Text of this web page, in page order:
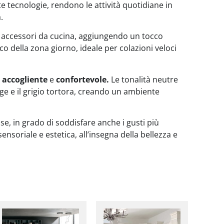
tecnologie, rendono le attività quotidiane in
da cucina, aggiungendo un tocco
della zona giorno, ideale per colazioni veloci
accogliente econfortevole. Le tonalità neutre
e il grigio tortora, creando un ambiente
in grado di soddisfare anche i gusti più
e estetica, all’insegna della bellezza e